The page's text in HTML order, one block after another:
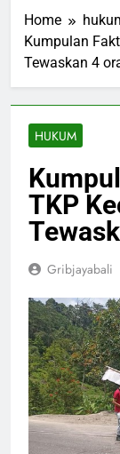
Home
Kumpulan
Tewaskan 4
HUKUM
TKP
Gribjayabali